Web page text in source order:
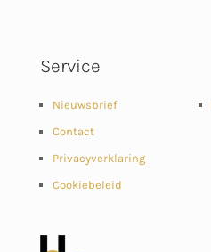
Service
Nieuwsbrief
Contact
Privacyverklaring
Cookiebeleid